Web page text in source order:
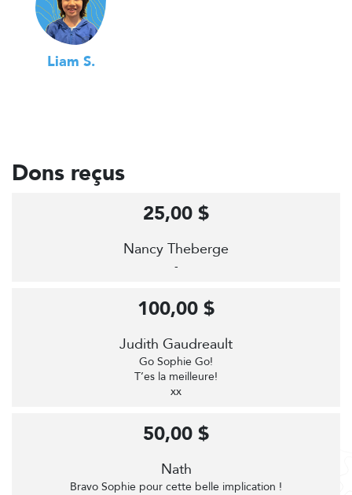
Liam S.
Dons reçus
Nancy Theberge
-
25,00 $
Judith Gaudreault
Go Sophie Go!
T’es la meilleure!
xx
100,00 $
Nath
Bravo Sophie pour cette belle implication !
50,00 $